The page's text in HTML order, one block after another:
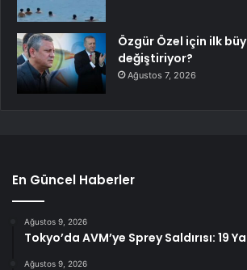
Özgür Özel için ilk
değiştiriyor?
Ağustos 7, 2026
En Güncel Haberler
Ağustos 9, 2026
Tokyo’da AVM’ye Sprey Saldırısı: 19
Ağustos 9, 2026